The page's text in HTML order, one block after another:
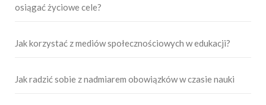
osiągać życiowe cele?
Jak korzystać z mediów społecznościowych w edukacji?
Jak radzić sobie z nadmiarem obowiązków w czasie nauki